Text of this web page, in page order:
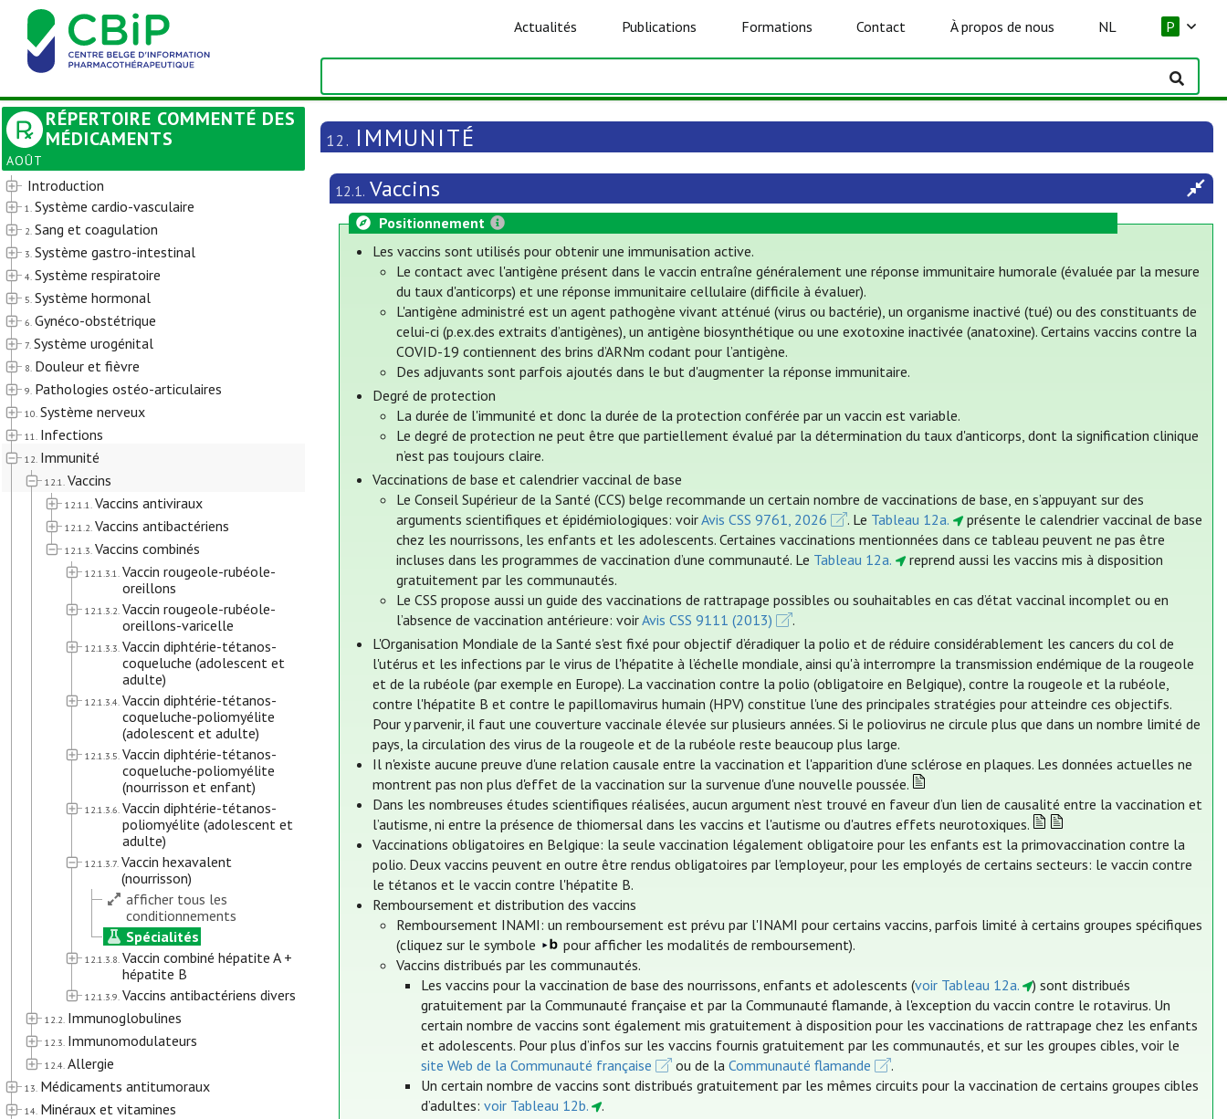
Actualités Publications Formations Contact À propos de nous NL P
RÉPERTOIRE COMMENTÉ DES
MÉDICAMENTS
AOÛT
Introduction
1. Système cardio-vasculaire
2. Sang et coagulation
3. Système gastro-intestinal
4. Système respiratoire
5. Système hormonal
6. Gynéco-obstétrique
7. Système urogénital
8. Douleur et fièvre
9. Pathologies ostéo-articulaires
10. Système nerveux
11. Infections
12. Immunité
12.1. Vaccins
12.1.1. Vaccins antiviraux
12.1.2. Vaccins antibactériens
12.1.3. Vaccins combinés
12.1.3.1. Vaccin rougeole-rubéole-
oreillons
12.1.3.2. Vaccin rougeole-rubéole-
oreillons-varicelle
12.1.3.3. Vaccin diphtérie-tétanos-
coqueluche (adolescent et
adulte)
12.1.3.4. Vaccin diphtérie-tétanos-
coqueluche-poliomyélite
(adolescent et adulte)
12.1.3.5. Vaccin diphtérie-tétanos-
coqueluche-poliomyélite
(nourrisson et enfant)
12.1.3.6. Vaccin diphtérie-tétanos-
poliomyélite (adolescent et
adulte)
12.1.3.7. Vaccin hexavalent
(nourrisson)
afficher tous les
conditionnements
Spécialités
12.1.3.8. Vaccin combiné hépatite A +
hépatite B
12.1.3.9. Vaccins antibactériens divers
12.2. Immunoglobulines
12.3. Immunomodulateurs
12.4. Allergie
13. Médicaments antitumoraux
14. Minéraux et vitamines
12. IMMUNITÉ
12.1. Vaccins
Positionnement
Les vaccins sont utilisés pour obtenir une immunisation active.
Le contact avec l'antigène présent dans le vaccin entraîne généralement une réponse immunitaire humorale (évaluée par la mesure
du taux d'anticorps) et une réponse immunitaire cellulaire (difficile à évaluer).
L'antigène administré est un agent pathogène vivant atténué (virus ou bactérie), un organisme inactivé (tué) ou des constituants de
celui-ci (p.ex.des extraits d’antigènes), un antigène biosynthétique ou une exotoxine inactivée (anatoxine). Certains vaccins contre la
COVID-19 contiennent des brins d’ARNm codant pour l’antigène.
Des adjuvants sont parfois ajoutés dans le but d'augmenter la réponse immunitaire.
Degré de protection
La durée de l'immunité et donc la durée de la protection conférée par un vaccin est variable.
Le degré de protection ne peut être que partiellement évalué par la détermination du taux d'anticorps, dont la signification clinique
n’est pas toujours claire.
Vaccinations de base et calendrier vaccinal de base
Le Conseil Supérieur de la Santé (CCS) belge recommande un certain nombre de vaccinations de base, en s’appuyant sur des
arguments scientifiques et épidémiologiques: voirAvis CSS 9761, 2026 . Le Tableau 12a.
présente le calendrier vaccinal de base
chez les nourrissons, les enfants et les adolescents. Certaines vaccinations mentionnées dans ce tableau peuvent ne pas être
incluses dans les programmes de vaccination d’une communauté. Le Tableau 12a.
reprend aussi les vaccins mis à disposition
gratuitement par les communautés.
Le CSS propose aussi un guide des vaccinations de rattrapage possibles ou souhaitables en cas d’état vaccinal incomplet ou en
l’absence de vaccination antérieure: voirAvis CSS 9111 (2013)
.
L'Organisation Mondiale de la Santé s'est fixé pour objectif d’éradiquer la polio et de réduire considérablement les cancers du col de
l'utérus et les infections par le virus de l'hépatite à l’échelle mondiale, ainsi qu'à interrompre la transmission endémique de la rougeole
et de la rubéole (par exemple en Europe). La vaccination contre la polio (obligatoire en Belgique), contre la rougeole et la rubéole,
contre l'hépatite B et contre le papillomavirus humain (HPV) constitue l'une des principales stratégies pour atteindre ces objectifs.
Pour y parvenir, il faut une couverture vaccinale élevée sur plusieurs années. Si le poliovirus ne circule plus que dans un nombre limité de
pays, la circulation des virus de la rougeole et de la rubéole reste beaucoup plus large.
Il n'existe aucune preuve d'une relation causale entre la vaccination et l'apparition d'une sclérose en plaques. Les données actuelles ne
montrent pas non plus d'effet de la vaccination sur la survenue d'une nouvelle poussée.
Dans les nombreuses études scientifiques réalisées, aucun argument n’est trouvé en faveur d’un lien de causalité entre la vaccination et
l’autisme, ni entre la présence de thiomersal dans les vaccins et l'autisme ou d'autres effets neurotoxiques.
Vaccinations obligatoires en Belgique: la seule vaccination légalement obligatoire pour les enfants est la primovaccination contre la
polio. Deux vaccins peuvent en outre être rendus obligatoires par l'employeur, pour les employés de certains secteurs: le vaccin contre
le tétanos et le vaccin contre l'hépatite B.
Remboursement et distribution des vaccins
Remboursement INAMI: un remboursement est prévu par l'INAMI pour certains vaccins, parfois limité à certains groupes spécifiques
(cliquez sur le symbole
pour afficher les modalités de remboursement).
Vaccins distribués par les communautés.
Les vaccins pour la vaccination de base des nourrissons, enfants et adolescents (voir Tableau 12a.
) sont distribués
gratuitement par la Communauté française et par la Communauté flamande, à l'exception du vaccin contre le rotavirus. Un
certain nombre de vaccins sont également mis gratuitement à disposition pour les vaccinations de rattrapage chez les enfants
et adolescents. Pour plus d’infos sur les vaccins fournis gratuitement par les communautés, et sur les groupes cibles, voir le
site Web de la Communauté française
ou de la Communauté flamande
.
Un certain nombre de vaccins sont distribués gratuitement par les mêmes circuits pour la vaccination de certains groupes cibles
d’adultes: voir Tableau 12b.
.